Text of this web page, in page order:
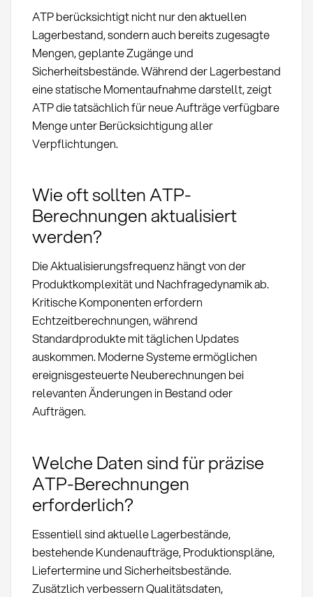
ATP berücksichtigt nicht nur den aktuellen
Lagerbestand, sondern auch bereits zugesagte
Mengen, geplante Zugänge und
Sicherheitsbestände. Während der Lagerbestand
eine statische Momentaufnahme darstellt, zeigt
ATP die tatsächlich für neue Aufträge verfügbare
Menge unter Berücksichtigung aller
Verpflichtungen.
Wie oft sollten ATP-
Berechnungen aktualisiert
werden?
Die Aktualisierungsfrequenz hängt von der
Produktkomplexität und Nachfragedynamik ab.
Kritische Komponenten erfordern
Echtzeitberechnungen, während
Standardprodukte mit täglichen Updates
auskommen. Moderne Systeme ermöglichen
ereignisgesteuerte Neuberechnungen bei
relevanten Änderungen in Bestand oder
Aufträgen.
Welche Daten sind für präzise
ATP-Berechnungen
erforderlich?
Essentiell sind aktuelle Lagerbestände,
bestehende Kundenaufträge, Produktionspläne,
Liefertermine und Sicherheitsbestände.
Zusätzlich verbessern Qualitätsdaten,